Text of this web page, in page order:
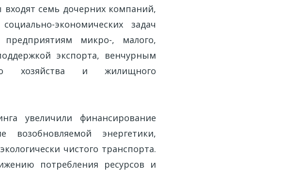
входят семь дочерних компаний,
экономических задач
предприятиям микро-, малого,
экспорта, венчурным
хозяйства и жилищного
увеличили финансирование
возобновляемой энергетики,
чистого транспорта.
потребления ресурсов и